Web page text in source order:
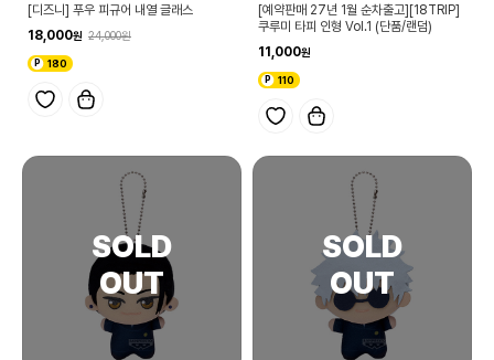
[디즈니] 푸우 피규어 내열 글래스
18,000
24,000
180
[예약판매 27년 1월 순차출고][18TRIP]
쿠루미 타피 인형 Vol.1 (단품/랜덤)
11,000
110